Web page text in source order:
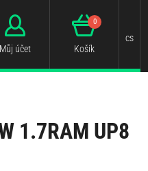
Můj účet Košík
0
cs
1.7RAM UP8